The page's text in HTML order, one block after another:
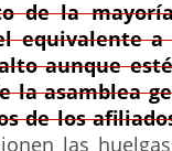
de la
equivalente a
aunque
la asamblea
de los
las